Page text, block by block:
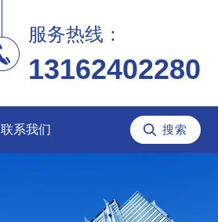
服务热线：
13162402280
联系我们